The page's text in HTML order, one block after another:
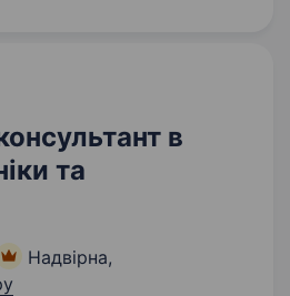
в
та
Надвірна,